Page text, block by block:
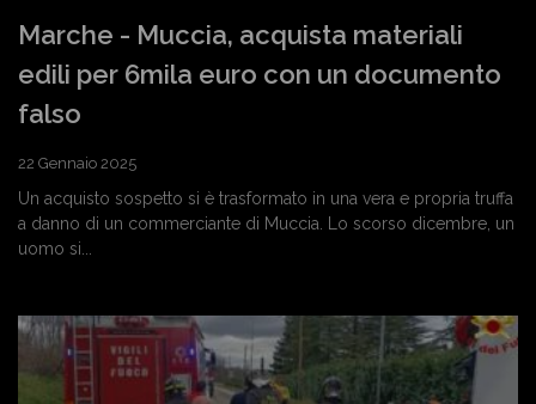
Marche - Muccia, acquista materiali
edili per 6mila euro con un documento
falso
22 Gennaio 2025
Un acquisto sospetto si è trasformato in una vera e propria truffa
a danno di un commerciante di Muccia. Lo scorso dicembre, un
uomo si...